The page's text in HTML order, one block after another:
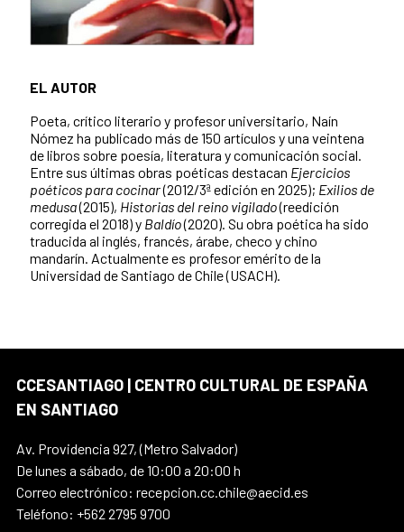
EL AUTOR
Poeta, crítico literario y profesor universitario, Naín
Nómez ha publicado más de 150 artículos y una veintena
de libros sobre poesía, literatura y comunicación social.
Entre sus últimas obras poéticas destacan Ejercicios
poéticos para cocinar(2012/3ª edición en 2025); Exilios de
medusa(2015), Historias del reino vigilado(reedición
corregida el 2018) y Baldío(2020). Su obra poética ha sido
traducida al inglés, francés, árabe, checo y chino
mandarín. Actualmente es profesor emérito de la
Universidad de Santiago de Chile (USACH).
CCESANTIAGO | CENTRO CULTURAL DE ESPAÑA
EN SANTIAGO
Av. Providencia 927, (Metro Salvador)
De lunes a sábado, de 10:00 a 20:00 h
Correo electrónico: recepcion.cc.chile@aecid.es
Teléfono: +562 2795 9700